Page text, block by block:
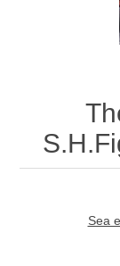
Sea